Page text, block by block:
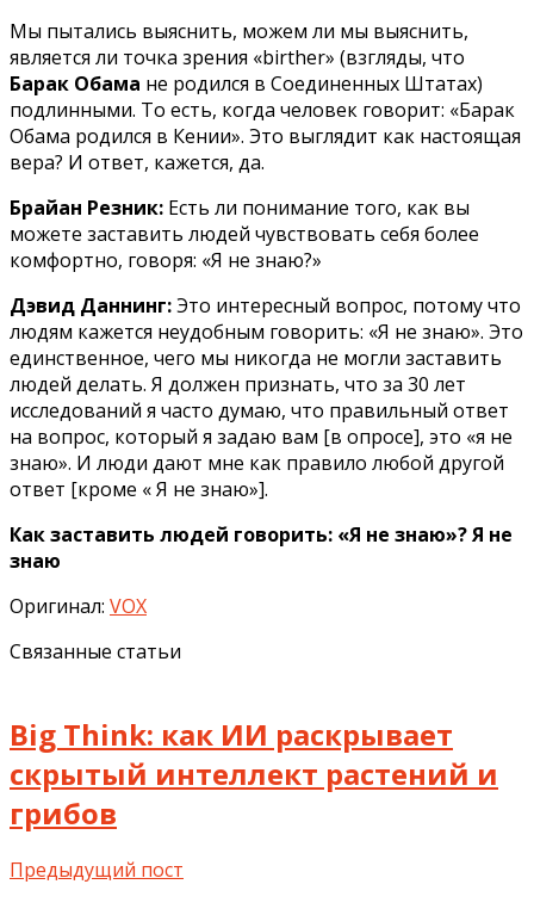
Мы пытались выяснить, можем ли мы выяснить,
является ли точка зрения «birther» (взгляды, что
Барак Обама не родился в Соединенных Штатах)
подлинными. То есть, когда человек говорит: «Барак
Обама родился в Кении». Это выглядит как настоящая
вера? И ответ, кажется, да.
Брайан Резник: Есть ли понимание того, как вы
можете заставить людей чувствовать себя более
комфортно, говоря: «Я не знаю?»
Дэвид Даннинг:Это интересный вопрос, потому что
людям кажется неудобным говорить: «Я не знаю». Это
единственное, чего мы никогда не могли заставить
людей делать. Я должен признать, что за 30 лет
исследований я часто думаю, что правильный ответ
на вопрос, который я задаю вам [в опросе], это «я не
знаю». И люди дают мне как правило любой другой
ответ [кроме « Я не знаю»].
Как заставить людей говорить: «Я не знаю»? Я не
знаю
Оригинал: VOX
Связанные статьи
Big Think: как ИИ раскрывает
скрытый интеллект растений и
грибов
Предыдущий пост